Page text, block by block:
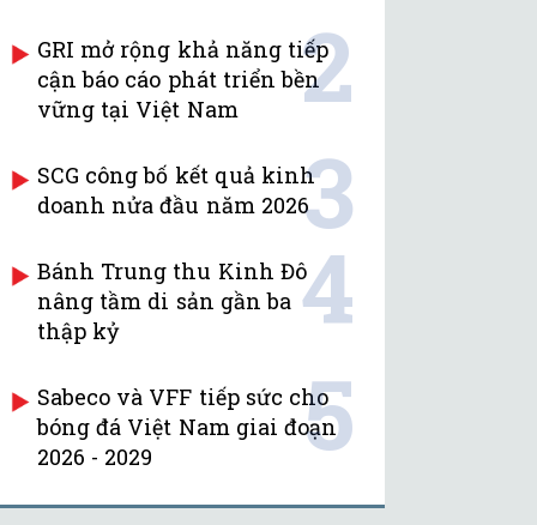
GRI mở rộng khả năng tiếp
cận báo cáo phát triển bền
vững tại Việt Nam
2
SCG công bố kết quả kinh
doanh nửa đầu năm 20263
Bánh Trung thu Kinh Đô
nâng tầm di sản gần ba
thập kỷ
4
Sabeco và VFF tiếp sức cho
bóng đá Việt Nam giai đoạn
2026 - 2029
5